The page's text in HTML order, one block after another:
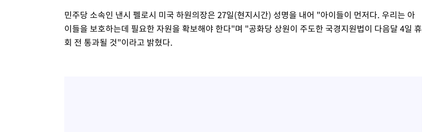
서울 낮 39도 '폭염중대경보'…40도 관측 가능성도
미 워싱턴주 스포캔 시의 통제불능 3개 산불, 방화선 일부 구축
[속보] 호르무즈 해협 이란-오만 협상 기대속 뉴욕증시 혼조 마감 다우
민주당 소속인 낸시 펠로시 미국 하원의장은 27일(현지시간) 성명을 내어 "아이들이 먼저다. 우리는 아
이들을 보호하는데 필요한 자원을 확보해야 한다"며 "공화당 상원이 주도한 국경지원법이 다음달 4일 휴
회 전 통과될 것"이라고 밝혔다.